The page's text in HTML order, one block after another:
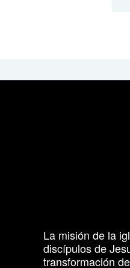
La misión de la
discípulos de
transformación